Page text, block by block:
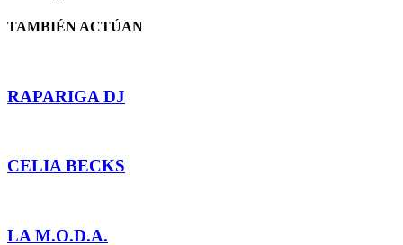
TAMBIÉN ACTÚAN
RAPARIGA DJ
CELIA BECKS
LA M.O.D.A.